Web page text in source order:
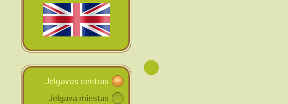
Jelgavos centras
Jelgava miestas